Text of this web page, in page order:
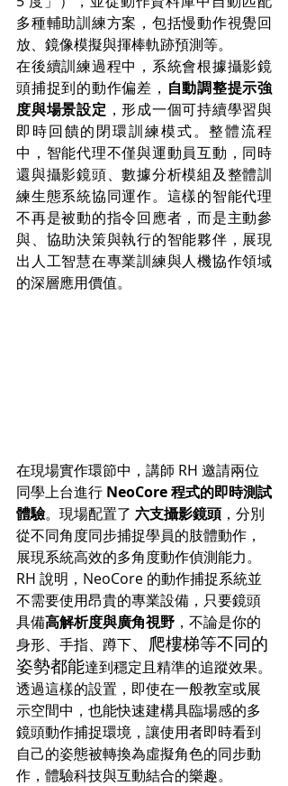
多種輔助訓練方案，包括慢動作視覺回
放、鏡像模擬與揮棒軌跡預測等。
在後續訓練過程中，系統會根據攝影鏡
頭捕捉到的動作偏差， 自動調整提示強
度與場景設定 ，形成一個可持續學習與
即時回饋的閉環訓練模式。整體流程
中，智能代理不僅與運動員互動，同時
還與攝影鏡頭、數據分析模組及整體訓
練生態系統協同運作。這樣的智能代理
不再是被動的指令回應者，而是主動參
與、協助決策與執行的智能夥伴，展現
出人工智慧在專業訓練與人機協作領域
的深層應用價值。
在現場實作環節中，講師 RH 邀請兩位
同學上台進行 NeoCore 程式的即時測試
體驗。現場配置了 六支攝影鏡頭 ，分別
從不同角度同步捕捉學員的肢體動作，
展現系統高效的多角度動作偵測能力。
RH 說明，NeoCore 的動作捕捉系統並
不需要使用昂貴的專業設備，只要鏡頭
具備高解析度與廣角視野 ，不論是你的
身形、手指、蹲下、爬樓梯等不同的
姿勢都能達到穩定且精準的追蹤效果。
透過這樣的設置，即使在一般教室或展
示空間中，也能快速建構具臨場感的多
鏡頭動作捕捉環境，讓使用者即時看到
自己的姿態被轉換為虛擬角色的同步動
作，體驗科技與互動結合的樂趣。